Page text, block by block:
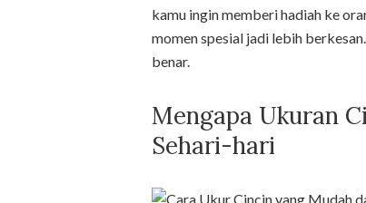
kamu ingin memberi hadiah ke
momen spesial jadi lebih
benar.
Mengapa Ukuran
Sehari-hari